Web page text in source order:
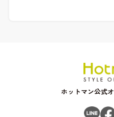
ホットマン公式